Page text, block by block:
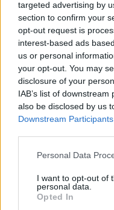
targeted advertising by
section to confirm your
opt-out request is
interest-based ads
us or personal
your opt-out. You may
disclosure of your
IAB’s list of
also be disclosed by us
Downstream Participants
Please note that this
not limited to your visit
grant or deny consent
use your data for below
Personal Data
I want to opt-out of
personal data.
Opted In
felhasznalo•2012. június 25.
Új vendégbloggert
Matty, aki eredetileg
Facebookos
elmondta a
ahogy ideje, kedve
majd posztokkal.
Tömörfa
felhasznalo•2011. december
Nem ritka, hogy